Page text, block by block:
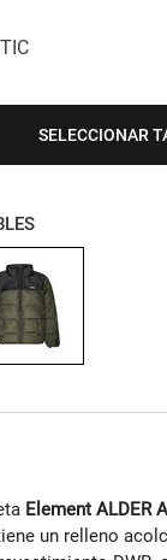
SELECCIONAR
Element ALDER
un relleno